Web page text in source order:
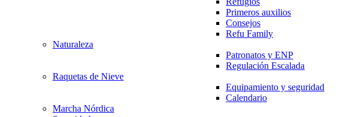
Primeros auxilios
Consejos
Refu Family
Naturaleza
Patronatos y ENP
Regulación Escalada
Raquetas de Nieve
Equipamiento y seguridad
Calendario
Marcha Nórdica